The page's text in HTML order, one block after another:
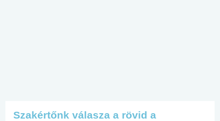
Szakértőnk válasza a rövid a